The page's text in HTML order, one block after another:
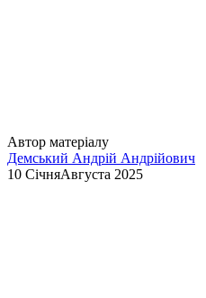
Автор матеріалу
Демський Андрій Андрійович
10 СічняАвгуста 2025